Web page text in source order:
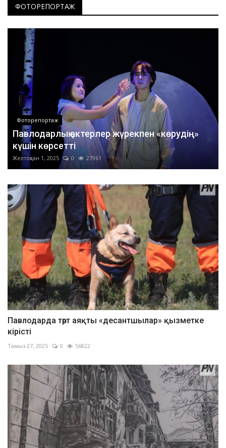
ФОТОРЕПОРТАЖ
Фоторепортаж
Павлодарлық актерлер жүрекпен «көрудің»
күшін көрсетті
Желтоқсан 1, 2025 0 27961
Павлодарда төрт аяқты «десантшылар» қызметке
кірісті
Тамыз 27, 2025 0 56822